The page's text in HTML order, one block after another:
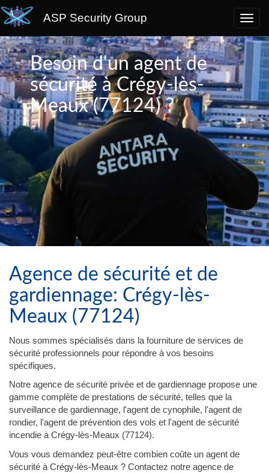
ASP Security Group
Besoin d'un agent de
sécurité à Crégy-lès-
Meaux (77124) ?
Agence de sécurité et de
gardiennage: Crégy-lès-
Meaux (77124)
Nous sommes spécialisés dans la fourniture de services de
sécurité professionnels pour répondre à vos besoins
spécifiques.
Notre agence de sécurité privée et de gardiennage propose une
gamme complète de prestations de sécurité, telles que la
surveillance de gardiennage, l'agent de cynophile, l'agent de
rondier, l'agent de prévention des vols et l'agent de sécurité
incendie à Crégy-lès-Meaux (77124).
Vous vous demandez peut-être combien coûte un agent de
sécurité à Crégy-lès-Meaux ? Contactez notre agence de